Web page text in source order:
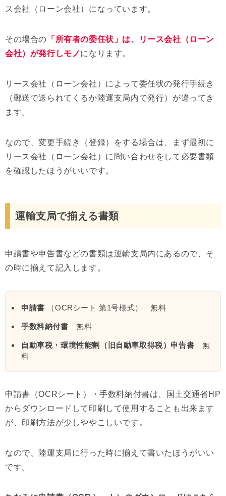
ス会社（ローン会社）になっています。
その場合の 「所有者の委任状」は、リース会社（ローン
会社）が発行しモノになります。
リース会社（ローン会社）によって委任状の発行手続き
（郵送で送られてくるか陸運支局内で発行）が違ってき
ます。
なので、変更手続き（登録）をする場合は、まず最初に
リース会社（ローン会社）に問い合わせをして必要書類
を確認したほうがいいです。
運輸支局で揃える書類
申請書や申告書などの書類は運輸支局内にあるので、そ
の時に揃えて記入します。
申請書 （OCRシート 第1号様式） 無料
手数料納付書 無料
自動車税・環境性能割（旧自動車取得税）申告書 無
料
申請書（OCRシート）・手数料納付書は、国土交通省HP
からダウンロードして印刷して使用することも出来ます
が、印刷方法が少しややこしいです。
なので、陸運支局に行った時に揃えて書いたほうがいい
です。